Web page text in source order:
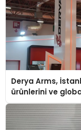
Derya Arms,
ürünlerini ve